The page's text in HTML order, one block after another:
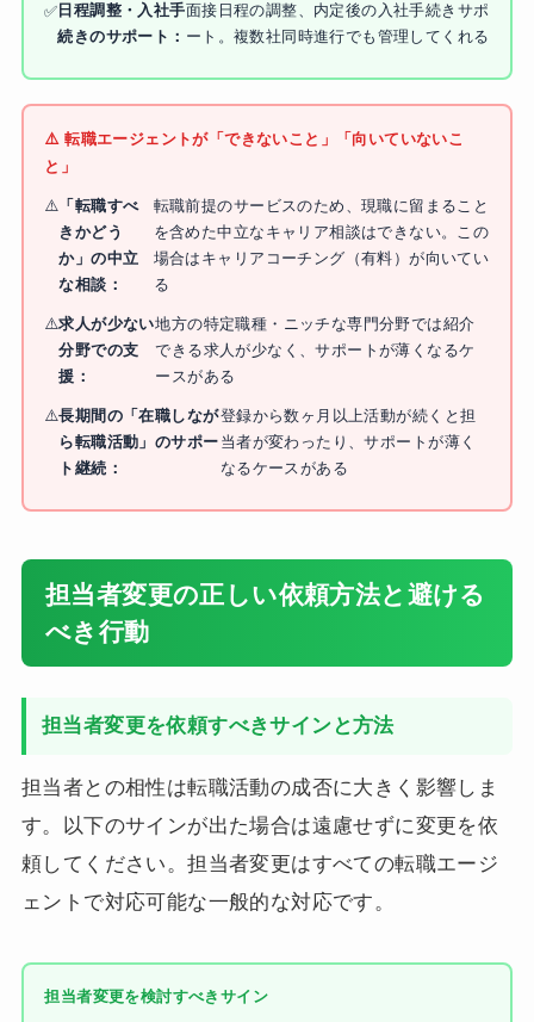
日程調整・入社手
続きのサポート：
面接日程の調整、内定後の入社手続きサポ
ート。複数社同時進行でも管理してくれる
⚠️ 転職エージェントが「できないこと」「向いていないこ
と」
「転職すべ
きかどう
か」の中立
な相談：
転職前提のサービスのため、現職に留まること
を含めた中立なキャリア相談はできない。この
場合はキャリアコーチング（有料）が向いてい
る
求人が少ない
分野での支
援：
地方の特定職種・ニッチな専門分野では紹介
できる求人が少なく、サポートが薄くなるケ
ースがある
長期間の「在職しなが
ら転職活動」のサポー
ト継続：
登録から数ヶ月以上活動が続くと担
当者が変わったり、サポートが薄く
なるケースがある
担当者変更の正しい依頼方法と避ける
べき行動
担当者変更を依頼すべきサインと方法
担当者との相性は転職活動の成否に大きく影響しま
す。以下のサインが出た場合は遠慮せずに変更を依
頼してください。担当者変更はすべての転職エージ
ェントで対応可能な一般的な対応です。
担当者変更を検討すべきサイン